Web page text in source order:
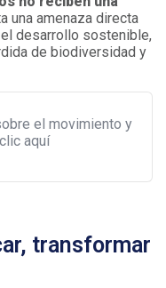
una amenaza directa
desarrollo sostenible,
de biodiversidad y
el movimiento y
aquí
transformar